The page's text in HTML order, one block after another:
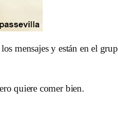
mensajes y están en el
quiere comer bien.